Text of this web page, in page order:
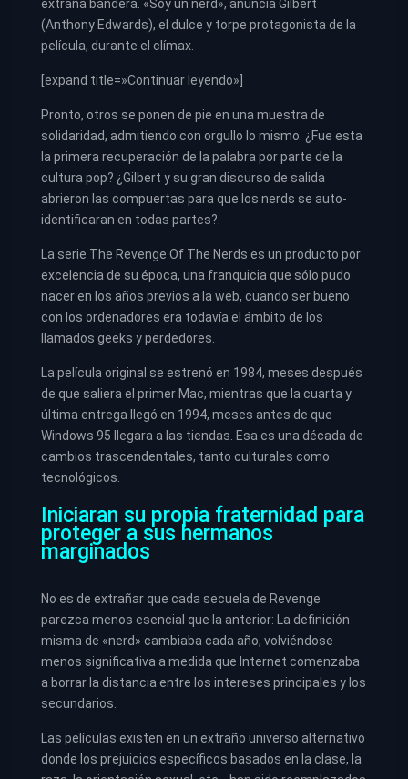
extraña bandera. «Soy un nerd», anuncia Gilbert
(Anthony Edwards), el dulce y torpe protagonista de la
película, durante el clímax.
[expand title=»Continuar leyendo»]
Pronto, otros se ponen de pie en una muestra de
solidaridad, admitiendo con orgullo lo mismo. ¿Fue esta
la primera recuperación de la palabra por parte de la
cultura pop? ¿Gilbert y su gran discurso de salida
abrieron las compuertas para que los nerds se auto-
identificaran en todas partes?.
La serie The Revenge Of The Nerds es un producto por
excelencia de su época, una franquicia que sólo pudo
nacer en los años previos a la web, cuando ser bueno
con los ordenadores era todavía el ámbito de los
llamados geeks y perdedores.
La película original se estrenó en 1984, meses después
de que saliera el primer Mac, mientras que la cuarta y
última entrega llegó en 1994, meses antes de que
Windows 95 llegara a las tiendas. Esa es una década de
cambios trascendentales, tanto culturales como
tecnológicos.
Iniciaran su propia fraternidad para
proteger a sus hermanos
marginados
No es de extrañar que cada secuela de Revenge
parezca menos esencial que la anterior: La definición
misma de «nerd» cambiaba cada año, volviéndose
menos significativa a medida que Internet comenzaba
a borrar la distancia entre los intereses principales y los
secundarios.
Las películas existen en un extraño universo alternativo
donde los prejuicios específicos basados en la clase, la